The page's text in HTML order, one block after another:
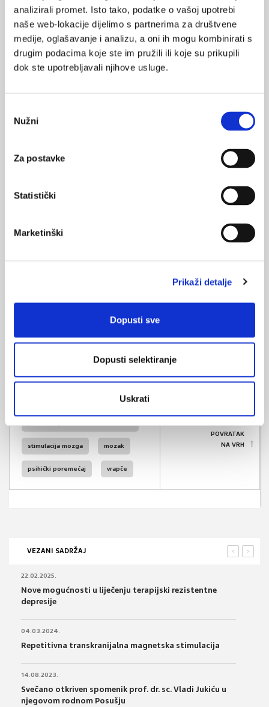
analizirali promet. Isto tako, podatke o vašoj upotrebi
naše web-lokacije dijelimo s partnerima za društvene
medije, oglašavanje i analizu, a oni ih mogu kombinirati s
drugim podacima koje ste im pružili ili koje su prikupili
dok ste upotrebljavali njihove usluge.
pristanka
Nužni
Za postavke
Statistički
Marketinški
Prikaži detalje
Dopusti sve
Dopusti selektiranje
Uskrati
Kontraindikacije
TMS sene smijeprovoditi u osoba koje imajumagnetski
osjetljiv metal u/na glavi ili unutar 30 cm od terapijske
zavojnice , a koji se ne može ukloniti. Tijekom postupka može
doći do zagrijavanja i pomicanja metalnih dijelova te oštećenja
Medicinski materijali: aneurizmatske kvačice (clip) i
potpornice (stent), elektronski uređaji (neurostimulatori,
praćenje aktivnosti mozga, feromagnetski implantati u
uključujući i zubne proteze.
tetovaže s tintom koja sadrži metal.
Izvor:Klinika za psihijatriju Vrapče
transkranijalna magnetska
stimulacija mozga mozak
psihički poremećaj vrapče
SVIĐA
POVRATAK
NA VRH
VEZANI SADRŽAJ >
<
22.02.2025.
Nove mogućnosti u liječenju terapijski rezistentne
depresije
04.03.2024.
Repetitivna transkranijalna magnetska stimulacija
14.08.2023.
Svečano otkriven spomenik prof. dr. sc. Vladi Jukiću u
njegovom rodnom Posušju